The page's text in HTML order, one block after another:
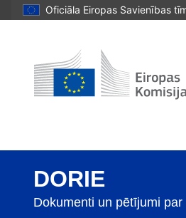
Oficiāla Eiropas Savienības
DORIE
Dokumenti un pētījumi